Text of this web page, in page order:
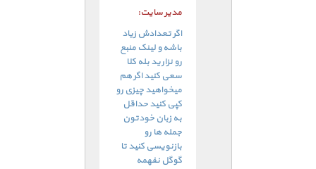
مدیر سایت:
اگر تعدادش زیاد
باشه و لینک منبع
رو نزارید بله کلا
سعی کنید اگر هم
میخواهید چیزی رو
کپی کنید حداقل
به زبان خودتون
جمله ها رو
بازنویسی کنید تا
گوگل نفهمه